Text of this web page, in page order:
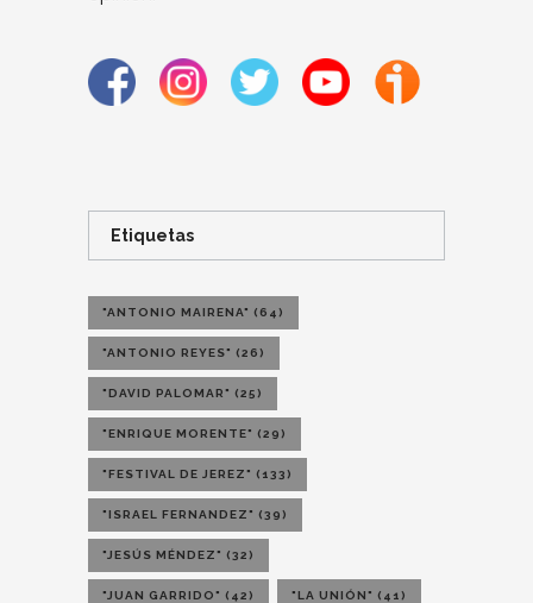
Etiquetas
"ANTONIO MAIRENA" (64)
"ANTONIO REYES" (26)
"DAVID PALOMAR" (25)
"ENRIQUE MORENTE" (29)
"FESTIVAL DE JEREZ" (133)
"ISRAEL FERNANDEZ" (39)
"JESÚS MÉNDEZ" (32)
"JUAN GARRIDO" (42) "LA UNIÓN" (41)